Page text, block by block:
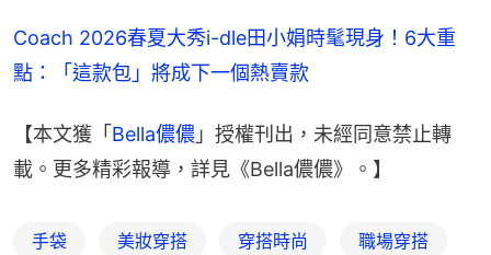
Coach 2026春夏大秀i-dle田小娟時髦現身！6大重
點：「這款包」將成下一個熱賣款
【本文獲「Bella儂儂 」授權刊出，未經同意禁止轉
載。更多精彩報導，詳見《Bella儂儂》。】
手袋 美妝穿搭 穿搭時尚 職場穿搭